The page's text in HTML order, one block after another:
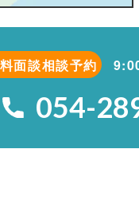
面談相談予約
054-